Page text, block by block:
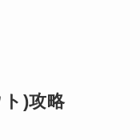
)攻略